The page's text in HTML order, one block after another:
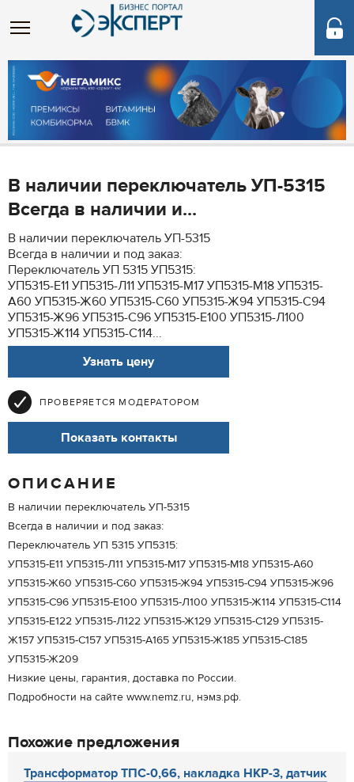
В наличии переключатель УП-5315
Всегда в наличии и...
В наличии переключатель УП-5315
Всегда в наличии и под заказ:
Переключатель УП 5315 УП5315:
УП5315-Е11 УП5315-Л11 УП5315-М17 УП5315-М18 УП5315-
А60 УП5315-Ж60 УП5315-С60 УП5315-Ж94 УП5315-С94
УП5315-Ж96 УП5315-С96 УП5315-Е100 УП5315-Л100
УП5315-Ж114 УП5315-С114...
Узнать цену
ПРОВЕРЯЕТСЯ МОДЕРАТОРОМ
Показать контакты
ОПИСАНИЕ
В наличии переключатель УП-5315
Всегда в наличии и под заказ:
Переключатель УП 5315 УП5315:
УП5315-Е11 УП5315-Л11 УП5315-М17 УП5315-М18 УП5315-А60
УП5315-Ж60 УП5315-С60 УП5315-Ж94 УП5315-С94 УП5315-Ж96
УП5315-С96 УП5315-Е100 УП5315-Л100 УП5315-Ж114 УП5315-С114
УП5315-Е122 УП5315-Л122 УП5315-Ж129 УП5315-С129 УП5315-
Ж157 УП5315-С157 УП5315-А165 УП5315-Ж185 УП5315-С185
УП5315-Ж209
Низкие цены, гарантия, доставка по России.
Подробности на сайте www.nemz.ru, нэмз.рф.
Похожие предложения
Трансформатор ТПС-0,66, накладка НКР-3, датчик